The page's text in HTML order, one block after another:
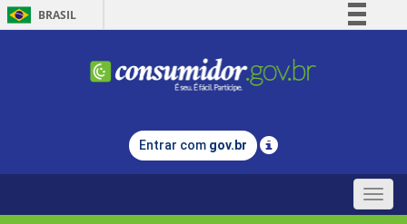
BRASIL
Comunica BR
Legislação
Entrar com gov.br
Toggle